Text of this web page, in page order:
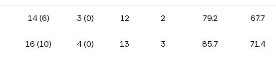
14 (6) 3 (0) 12 2 79.2 67.7
16 (10) 4 (0) 13 3 85.7 71.4